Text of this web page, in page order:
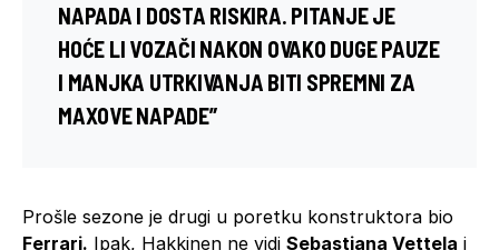
NAPADA I DOSTA RISKIRA. PITANJE JE
HOĆE LI VOZAČI NAKON OVAKO DUGE PAUZE
I MANJKA UTRKIVANJA BITI SPREMNI ZA
MAXOVE NAPADE”
Prošle sezone je drugi u poretku konstruktora bio
Ferrari. Ipak, Hakkinen ne vidi Sebastiana Vettela i